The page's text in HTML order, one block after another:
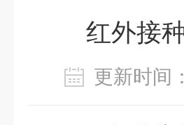
红外接
更新时